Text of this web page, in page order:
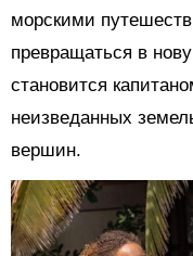
морскими
превращаться в
становится
неизведанных
вершин.